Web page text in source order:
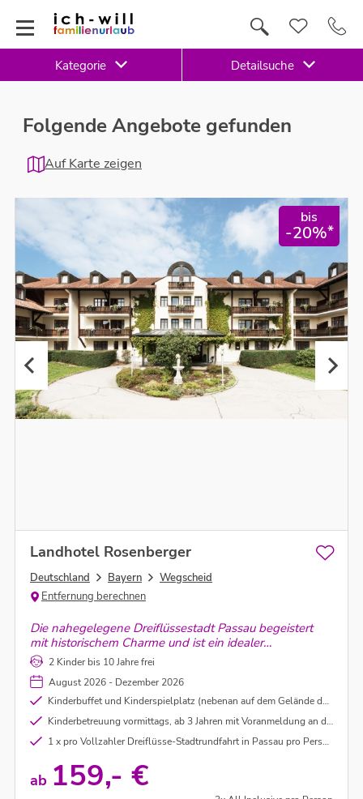
Kategorie Detailsuche
Folgende Angebote gefunden
Auf Karte zeigen
bis
-20%*
Landhotel Rosenberger
Deutschland Bayern
Wegscheid
Entfernung berechnen
Die nahegelegene Dreiflüssestadt Passau begeistert
mit historischem Charme und ist ein idealer
Ausgangspunkt für Ausflüge nach Österreich, in die
Tschechische Republik oder die Region.
2 Kinder bis 10 Jahre frei
August 2026 - Dezember 2026
Kinderbuffet und Kinderspielplatz (nebenan auf dem Gelände der Gemeinde)
Kinderbetreuung vormittags, ab 3 Jahren mit Voranmeldung an der Rezeption (Mindestteilnehmerzahl: 5 Kinder)
1 x pro Vollzahler Dreiflüsse-Stadtrundfahrt in Passau pro Person (ACHTUNG: keine Schifffahrt voraussichtlich bis Ostern ) - kein Ersatz bei Ausfall wegen höherer Gewalt
ab 159,- €